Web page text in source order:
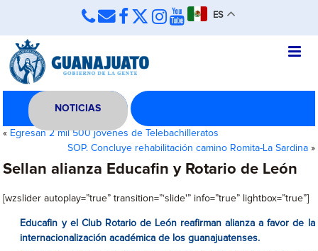
ES
NOTICIAS
« Egresan 2 mil 500 jóvenes de Telebachilleratos
SOP. Concluye rehabilitación camino Romita-La Sardina»
Sellan alianza Educafin y Rotario de León
[wzslider autoplay=”true” transition=”‘slide'” info=”true” lightbox=”true”]
Educafin y el Club Rotario de León reafirman alianza a favor de la
internacionalización académica de los guanajuatenses.